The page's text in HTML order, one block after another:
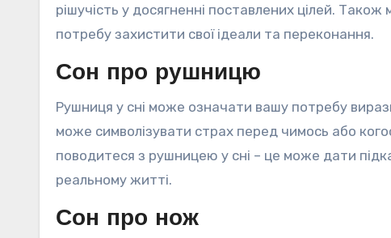
рішучість у досягненні поставлених цілей.
потребу захистити свої ідеали та переконання.
Сон про рушницю
Рушниця у сні може означати вашу потребу
може символізувати страх перед чимось або
поводитеся з рушницею у сні – це може дати
реальному житті.
Сон про нож